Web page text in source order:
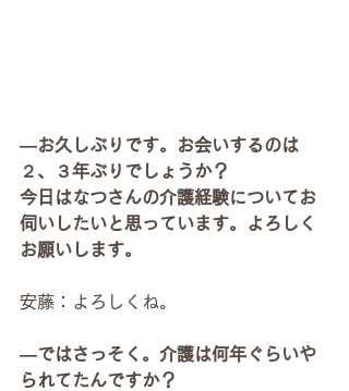
―お久しぶりです。お会いするのは
２、３年ぶりでしょうか？
今日はなつさんの介護経験についてお
伺いしたいと思っています。よろしく
お願いします。
安藤：よろしくね。
―ではさっそく。介護は何年ぐらいや
られてたんですか？